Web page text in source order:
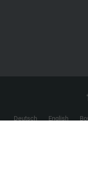
Deutsch English